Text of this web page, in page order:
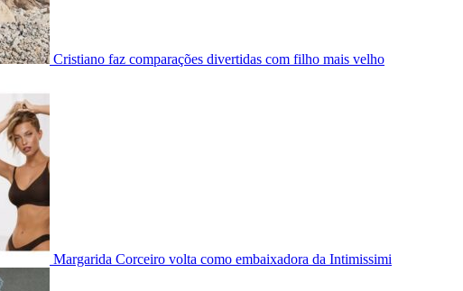
Cristiano faz comparações divertidas com filho mais velho
Margarida Corceiro volta como embaixadora da Intimissimi